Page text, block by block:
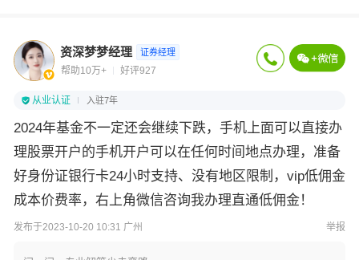
资深梦梦经理 证券经理
帮助10万+ 好评927
从业认证 入驻7年
2024年基金不一定还会继续下跌，手机上面可以直接办
理股票开户的手机开户可以在任何时间地点办理，准备
好身份证银行卡24小时支持、没有地区限制，vip低佣金
成本价费率，右上角微信咨询我办理直通低佣金！
发布于2023-10-20 10:31 广州 举报